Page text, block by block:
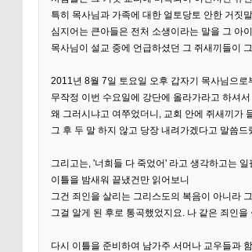
특히 목사님과 가족에 대한 얼토당토 안한 거짓
심지어는 큰아들은 전처 소생이라는 말을 그 아
목사님이 설교 중에 언급하셨던 그 쥐새끼들이
2011년 8월 7일 토요일 오후 갑자기 목사님으로
무작정 이번 수요일에 강단에 올라가라고 하셔
왜 그러시냐고 여쭈었더니, 교회 안에 쥐새끼가
그 후 두 말 하지 않고 당장 내려가겠다고 말씀드
그리고는, '너희들 다 죽었어' 라고 생각하고는
이틀을 밤새워 끝냈건만 읽어보니
그건 죄인을 살리는 그리스도의 복음이 아니라
그걸 알게 된 후로 통곡했었지요. 나 같은 죄인
다시 이틀을 준비하여 남가주 서머나 교우들과